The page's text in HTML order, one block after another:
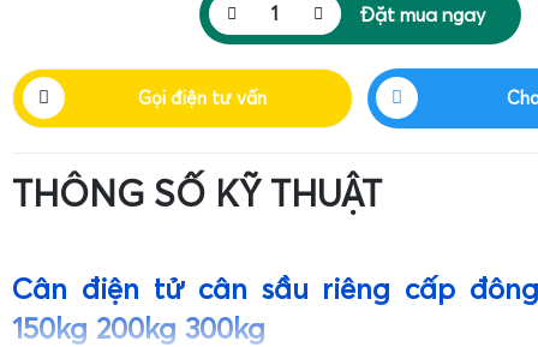
Đặt mua ngay
Gọi điện tư vấn
THÔNG SỐ KỸ THUẬT
Cân điện tử cân sầu riêng cấp
150kg 200kg 300kg